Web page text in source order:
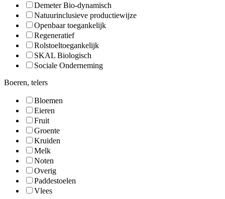
Demeter Bio-dynamisch
Natuurinclusieve productiewijze
Openbaar toegankelijk
Regeneratief
Rolstoeltoegankelijk
SKAL Biologisch
Sociale Onderneming
Boeren, telers
Bloemen
Eieren
Fruit
Groente
Kruiden
Melk
Noten
Overig
Paddestoelen
Vlees